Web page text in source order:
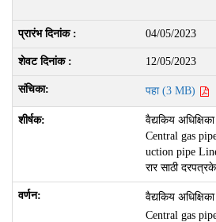
04/05/2023
12/05/2023
पहा (3 MB)
वैद्यकिय
Central gas
uction pipe
रार साठी
वैद्यकिय
Central gas